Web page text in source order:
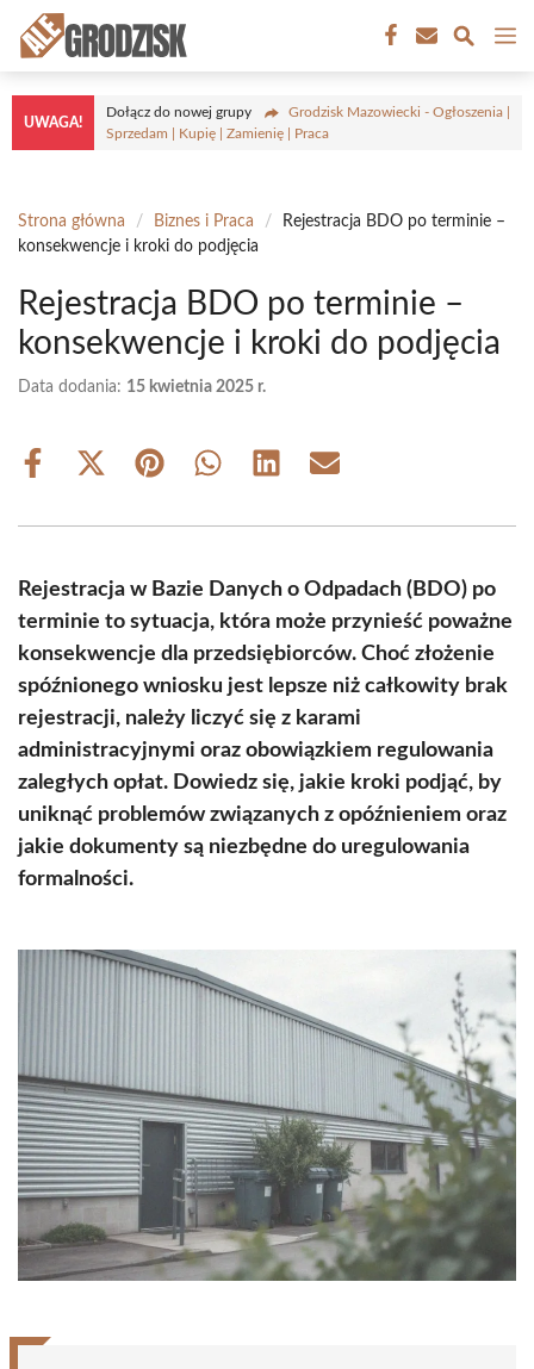
Przejdź
treści
UWAGA!
Dołącz do nowej grupy
Grodzisk Mazowiecki - Ogłoszenia |
Sprzedam | Kupię | Zamienię | Praca
Strona główna / Biznes i Praca /
Rejestracja BDO po terminie –
konsekwencje i kroki do podjęcia
Rejestracja BDO po terminie –
konsekwencje i kroki do podjęcia
Data dodania: 15 kwietnia 2025 r.
Share
Share
(Twitter)
Share Share Share Share
Rejestracja w Bazie Danych o Odpadach (BDO) po
terminie to sytuacja, która może przynieść poważne
konsekwencje dla przedsiębiorców. Choć złożenie
spóźnionego wniosku jest lepsze niż całkowity brak
rejestracji, należy liczyć się z karami
administracyjnymi oraz obowiązkiem regulowania
zaległych opłat. Dowiedz się, jakie kroki podjąć, by
uniknąć problemów związanych z opóźnieniem oraz
jakie dokumenty są niezbędne do uregulowania
formalności.